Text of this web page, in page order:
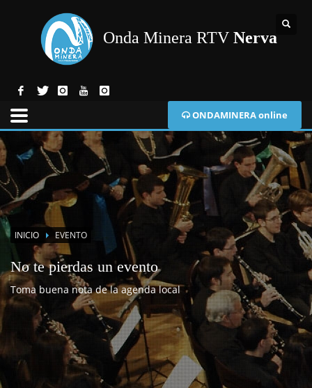
Onda Minera RTV Nerva
ONDAMINERA online
INICIO EVENTO
No te pierdas un evento
Toma buena nota de la agenda local